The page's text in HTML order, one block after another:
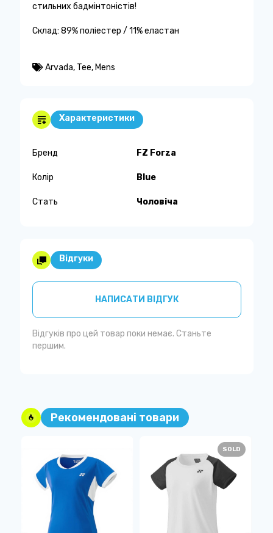
стильних бадмінтоністів!
Склад: 89% поліестер / 11% еластан
Arvada, Tee, Mens
Характеристики
Бренд FZ Forza
Колір Blue
Стать Чоловіча
Відгуки
НАПИСАТИ ВІДГУК
Відгуків про цей товар поки немає. Станьте
першим.
Рекомендовані товари
SOLD